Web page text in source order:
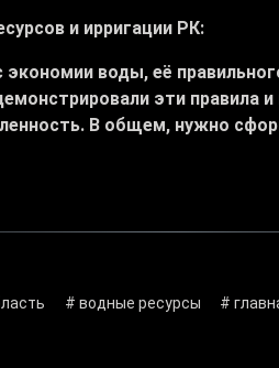
и ирригации РК:
воды, её
эти правила
В общем, нужно
# водные ресурсы #